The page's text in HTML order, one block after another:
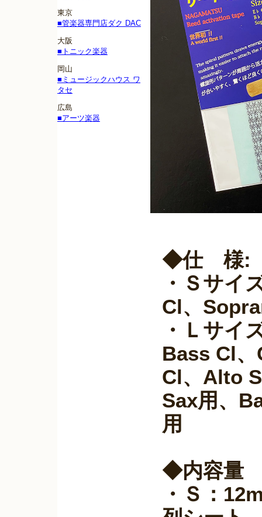
東京
■管楽器専門店ダク DAC
大阪
■トニック楽器
岡山
■ミュージックハウス ワ
タセ
広島
■アーツ楽器
◆仕 様:
・Ｓサイ
Cl、
・Ｌサイ
Bass Cl
Cl、Alto
Sax用、
用
◆内容量
・Ｓ：